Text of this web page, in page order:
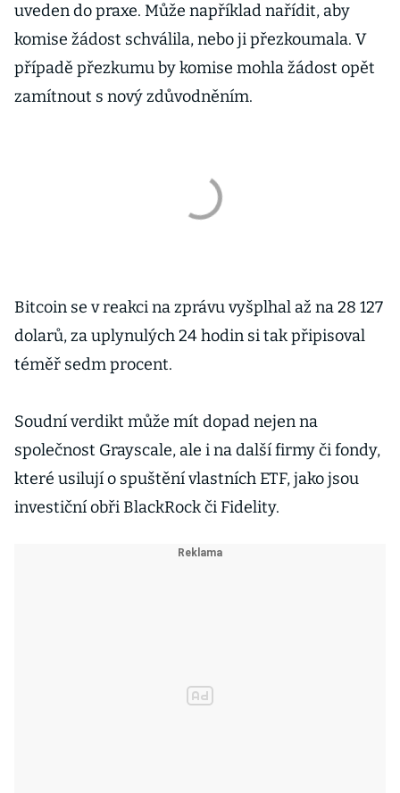
uveden do praxe. Může například nařídit, aby
komise žádost schválila, nebo ji přezkoumala. V
případě přezkumu by komise mohla žádost opět
zamítnout s nový zdůvodněním.
Bitcoin se v reakci na zprávu vyšplhal až na 28 127
dolarů, za uplynulých 24 hodin si tak připisoval
téměř sedm procent.
Soudní verdikt může mít dopad nejen na
společnost Grayscale, ale i na další firmy či fondy,
které usilují o spuštění vlastních ETF, jako jsou
investiční obři BlackRock či Fidelity.